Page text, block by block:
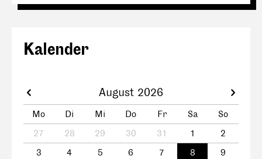
Kalender
August 2026
Mo Di Mi Do Fr Sa
So
27
28 29 30 31 1
2
3
4 5 6 7 8
9